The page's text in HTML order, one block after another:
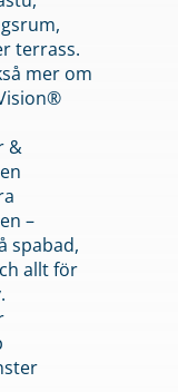
terrass.
mer om
&
–
spabad,
allt för